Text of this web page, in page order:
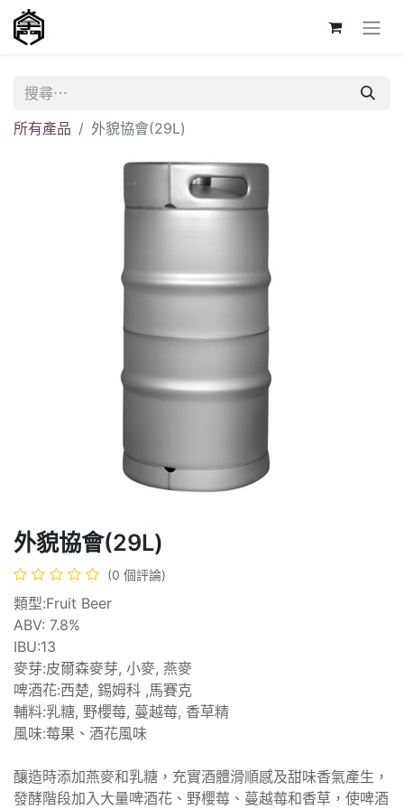
所有產品 外貌協會(29L)
外貌協會(29L)
(0 個評論)
類型:Fruit Beer
ABV: 7.8%
IBU:13
麥芽:皮爾森麥芽, 小麥, 燕麥
啤酒花:西楚, 錫姆科 ,馬賽克
輔料:乳糖, 野櫻莓, 蔓越莓, 香草精
風味:莓果、酒花風味
釀造時添加燕麥和乳糖，充實酒體滑順感及甜味香氣產生，
發酵階段加入大量啤酒花、野櫻莓、蔓越莓和香草，使啤酒